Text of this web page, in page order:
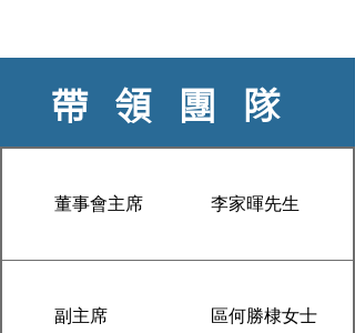
帶領團隊
董事會主席 李家暉先生
副主席 區何勝棣女士